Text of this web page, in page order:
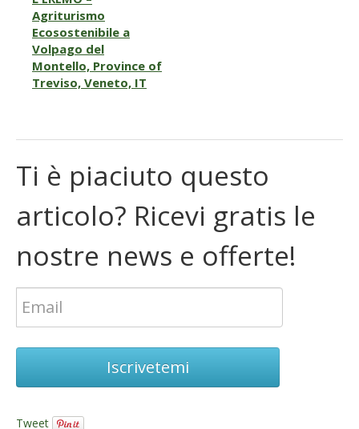
Agriturismo
Ecosostenibile a
Volpago del
Montello, Province of
Treviso, Veneto, IT
Ti è piaciuto questo
articolo? Ricevi gratis le
nostre news e offerte!
Iscrivetemi
Tweet